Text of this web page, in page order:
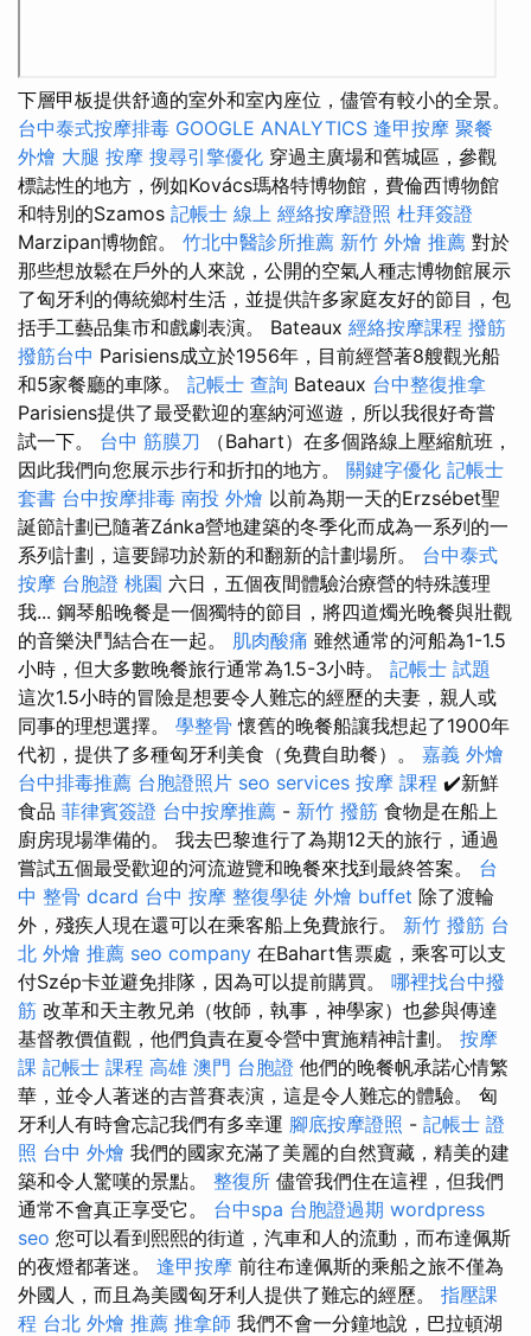
下層甲板提供舒適的室外和室內座位，儘管有較小的全景。
台中泰式按摩排毒 GOOGLE ANALYTICS 逢甲按摩 聚餐
外燴 大腿 按摩 搜尋引擎優化 穿過主廣場和舊城區，參觀
標誌性的地方，例如Kovács瑪格特博物館，費倫西博物館
和特別的Szamos 記帳士 線上 經絡按摩證照 杜拜簽證
Marzipan博物館。 竹北中醫診所推薦 新竹 外燴 推薦 對於
那些想放鬆在戶外的人來說，公開的空氣人種志博物館展示
了匈牙利的傳統鄉村生活，並提供許多家庭友好的節目，包
括手工藝品集市和戲劇表演。 Bateaux 經絡按摩課程 撥筋
撥筋台中 Parisiens成立於1956年，目前經營著8艘觀光船
和5家餐廳的車隊。 記帳士 查詢 Bateaux 台中整復推拿
Parisiens提供了最受歡迎的塞納河巡遊，所以我很好奇嘗
試一下。 台中 筋膜刀 （Bahart）在多個路線上壓縮航班，
因此我們向您展示步行和折扣的地方。 關鍵字優化 記帳士
套書 台中按摩排毒 南投 外燴 以前為期一天的Erzsébet聖
誕節計劃已隨著Zánka營地建築的冬季化而成為一系列的一
系列計劃，這要歸功於新的和翻新的計劃場所。 台中泰式
按摩 台胞證 桃園 六日，五個夜間體驗治療營的特殊護理
我... 鋼琴船晚餐是一個獨特的節目，將四道燭光晚餐與壯觀
的音樂決鬥結合在一起。 肌肉酸痛 雖然通常的河船為1-1.5
小時，但大多數晚餐旅行通常為1.5-3小時。 記帳士 試題
這次1.5小時的冒險是想要令人難忘的經歷的夫妻，親人或
同事的理想選擇。 學整骨 懷舊的晚餐船讓我想起了1900年
代初，提供了多種匈牙利美食（免費自助餐）。 嘉義 外燴
台中排毒推薦 台胞證照片 seo services 按摩 課程 ✔️新鮮
食品 菲律賓簽證 台中按摩推薦 - 新竹 撥筋 食物是在船上
廚房現場準備的。 我去巴黎進行了為期12天的旅行，通過
嘗試五個最受歡迎的河流遊覽和晚餐來找到最終答案。 台
中 整骨 dcard 台中 按摩 整復學徒 外燴 buffet 除了渡輪
外，殘疾人現在還可以在乘客船上免費旅行。 新竹 撥筋 台
北 外燴 推薦 seo company 在Bahart售票處，乘客可以支
付Szép卡並避免排隊，因為可以提前購買。 哪裡找台中撥
筋 改革和天主教兄弟（牧師，執事，神學家）也參與傳達
基督教價值觀，他們負責在夏令營中實施精神計劃。 按摩
課 記帳士 課程 高雄 澳門 台胞證 他們的晚餐帆承諾心情繁
華，並令人著迷的吉普賽表演，這是令人難忘的體驗。 匈
牙利人有時會忘記我們有多幸運 腳底按摩證照 - 記帳士 證
照 台中 外燴 我們的國家充滿了美麗的自然寶藏，精美的建
築和令人驚嘆的景點。 整復所 儘管我們住在這裡，但我們
通常不會真正享受它。 台中spa 台胞證過期 wordpress
seo 您可以看到熙熙的街道，汽車和人的流動，而布達佩斯
的夜燈都著迷。 逢甲按摩 前往布達佩斯的乘船之旅不僅為
外國​​人，而且為美國匈牙利人提供了難忘的經歷。 指壓課
程 台北 外燴 推薦 推拿師 我們不會一分鐘地說，巴拉頓湖